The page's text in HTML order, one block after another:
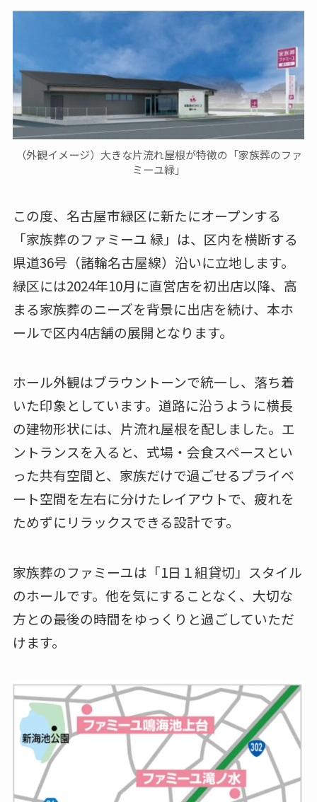
（外観イメージ）大きな片流れ屋根が特徴の「家族葬のファ
ミーユ緑」
この度、名古屋市緑区に新たにオープンする
「家族葬のファミーユ 緑」は、区内を横断する
県道36号（諸輪名古屋線）沿いに立地します。
緑区には2024年10月に直営店を初出店以降、高
まる家族葬のニーズを背景に出店を続け、本ホ
ールで区内4店舗の展開となります。
ホール外観はブラウントーンで統一し、落ち着
いた印象としています。道路に沿うように横長
の建物形状には、片流れ屋根を配しました。エ
ントランスを入ると、式場・会食スペースとい
った共有空間と、家族だけで過ごせるプライベ
ート空間を左右に分けたレイアウトで、疲れを
ためずにリラックスできる設計です。
家族葬のファミーユは「1日１組貸切」スタイル
のホールです。他を気にすることなく、大切な
方との最後の時間をゆっくりと過ごしていただ
けます。